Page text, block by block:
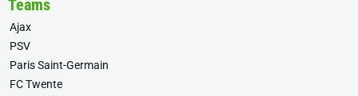
Teams
Ajax
PSV
Paris Saint-Germain
FC Twente